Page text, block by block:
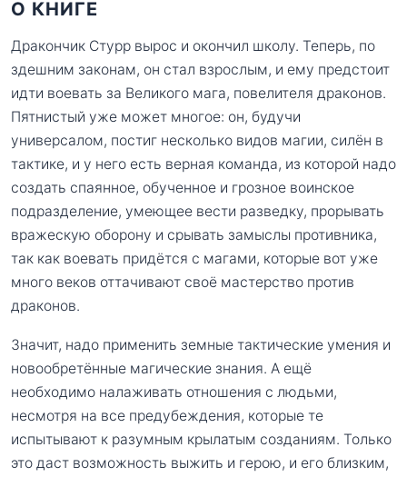
О КНИГЕ
Дракончик Стурр вырос и окончил школу. Теперь, по
здешним законам, он стал взрослым, и ему предстоит
идти воевать за Великого мага, повелителя драконов.
Пятнистый уже может многое: он, будучи
универсалом, постиг несколько видов магии, силён в
тактике, и у него есть верная команда, из которой надо
создать спаянное, обученное и грозное воинское
подразделение, умеющее вести разведку, прорывать
вражескую оборону и срывать замыслы противника,
так как воевать придётся с магами, которые вот уже
много веков оттачивают своё мастерство против
драконов.
Значит, надо применить земные тактические умения и
новообретённые магические знания. А ещё
необходимо налаживать отношения с людьми,
несмотря на все предубеждения, которые те
испытывают к разумным крылатым созданиям. Только
это даст возможность выжить и герою, и его близким,